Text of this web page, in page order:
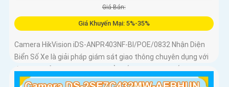
Giá Bán:
Giá Khuyến Mại: 5%-35%
Camera HikVision iDS-ANPR403NF-BI/POE/0832 Nhận Diện
Biển Số Xe là giải pháp giám sát giao thông chuyên dụng với
độ phân giải 4MP nhận diện biển số phương tiện tốc độ từ 5
đến 120km/h cảm biến 1/1